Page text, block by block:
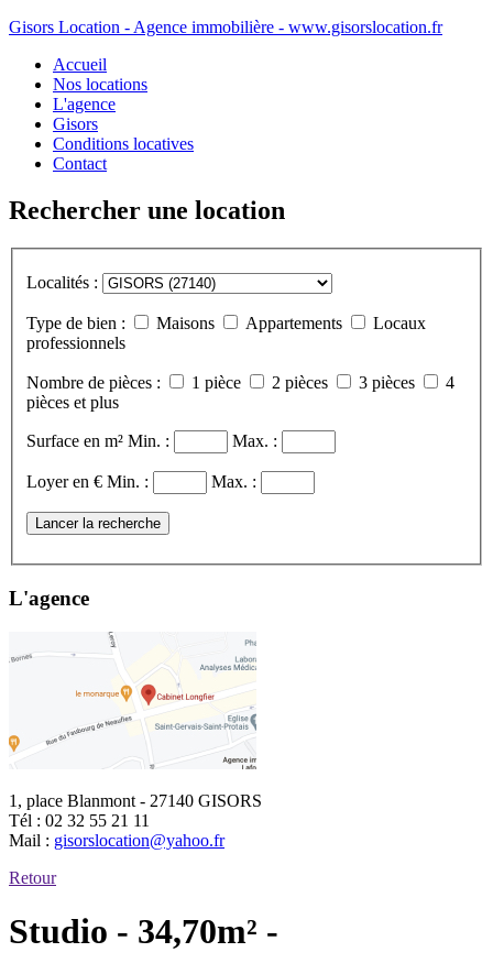
Gisors Location - Agence immobilière - www.gisorslocation.fr
Accueil
Nos locations
L'agence
Gisors
Conditions locatives
Contact
Rechercher une location
Localités :
Type de bien : Maisons Appartements
Locaux
professionnels
Nombre de pièces : 1 pièce 2 pièces 3 pièces
4
pièces et plus
Surface en m² Min. : Max. :
Loyer en € Min. : Max. :
Lancer la recherche
L'agence
1, place Blanmont - 27140 GISORS
Tél : 02 32 55 21 11
Mail : gisorslocation@yahoo.fr
Retour
Studio - 34,70m² -